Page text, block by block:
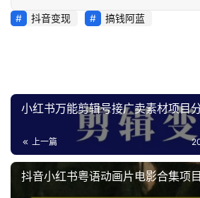
抖音变现 搞钱阿蓝
小红书万能剪辑号接广卖素材项目
上一篇
抖音小红书粤语动画片电影合集项